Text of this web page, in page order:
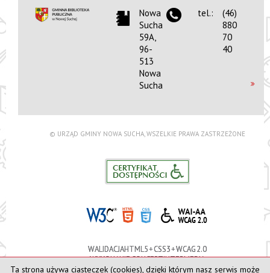
Nowa
Sucha
59A,
96-
513
Nowa
Sucha
tel.:
(46)
880
70
40
© URZĄD GMINY NOWA SUCHA, WSZELKIE PRAWA ZASTRZEŻONE
WALIDACJA HTML5 + CSS3 + WCAG 2.0
WYKONANIECONCEPTINTERMEDIA
Ta strona używa ciasteczek (cookies), dzięki którym nasz serwis może